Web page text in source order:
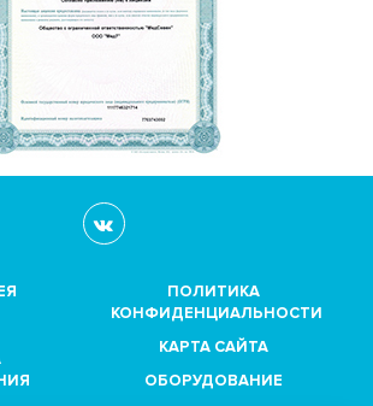
ПОЛИТИКА
КОНФИДЕНЦИАЛЬНОСТИ
КАРТА САЙТА
ОБОРУДОВАНИЕ